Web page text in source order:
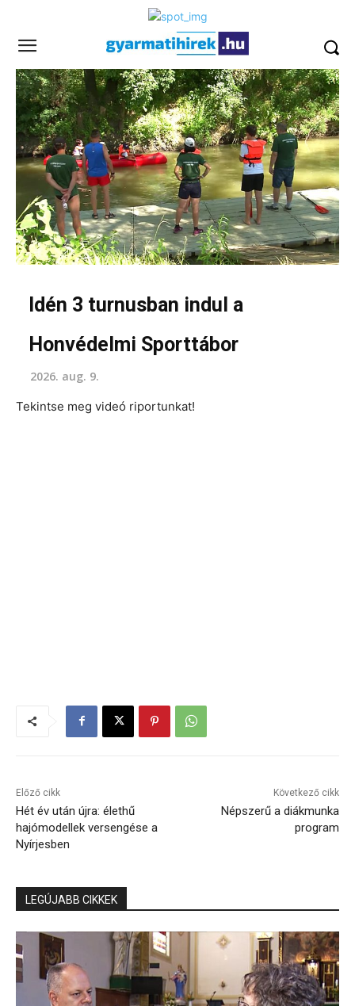
Idén 3 turnusban indul a
Honvédelmi Sporttábor
2026. aug. 9.
Tekintse meg videó riportunkat!
Előző cikk
Hét év után újra: élethű
hajómodellek versengése a
Nyírjesben
Következő cikk
Népszerű a diákmunka
program
LEGÚJABB CIKKEK